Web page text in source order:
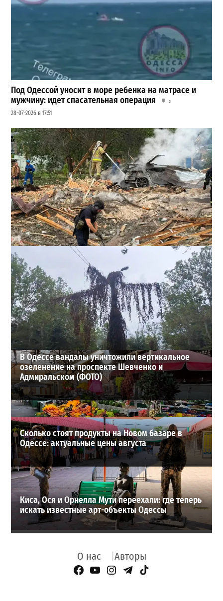
Под Одессой уносит в море ребенка на матрасе и
мужчину: идет спасательная операция
2
28-07-2026 в 17:51
Ракетный удар по полигону на Киевщине: погибли 10
человек, сотня раненых
2
24-07-2026 в 15:22
ВИБОР РЕДАКЦИИ
В Одессе вандалы уничтожили вертикальное
озеленение на проспекте Шевченко и
Адмиральском (ФОТО)
Сколько стоят продукты на Новом базаре в
Одессе: актуальные цены августа
Киса, Ося и Орнелла Мути переехали: где теперь
искать известные арт-объекты Одессы
О нас Авторы
Facebook Page
YouTube
Instagram
Telegram
TikTok